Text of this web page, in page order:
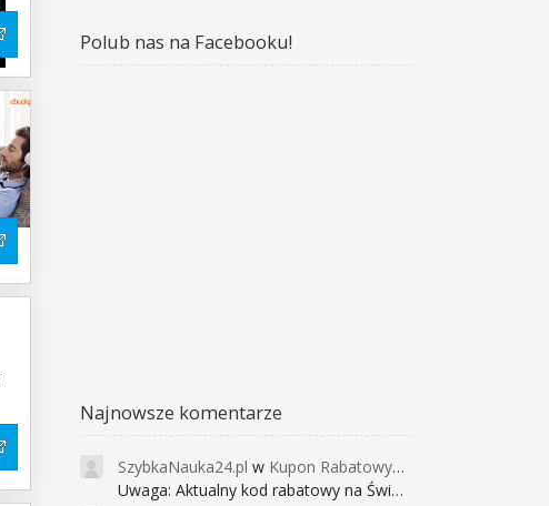
Polub nas na Facebooku!
Najnowsze komentarze
SzybkaNauka24.pl w Kupon Rabatowy na Kurs Angielskiego dla Dzieci - FunEnglish
Uwaga: Aktualny kod rabatowy na Święta (